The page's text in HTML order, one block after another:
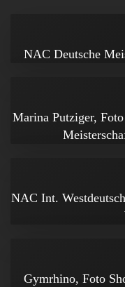
NAC Deutsche
Marina Putziger,
NAC Int.
Gymrhino, Foto